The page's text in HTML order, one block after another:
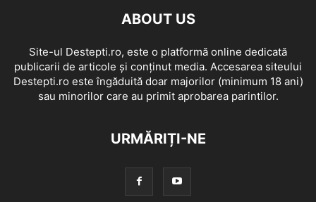
ABOUT US
Site-ul Destepti.ro, este o platformă online dedicată
publicarii de articole și conținut media. Accesarea siteului
Destepti.ro este îngăduită doar majorilor (minimum 18 ani)
sau minorilor care au primit aprobarea parintilor.
URMĂRIȚI-NE